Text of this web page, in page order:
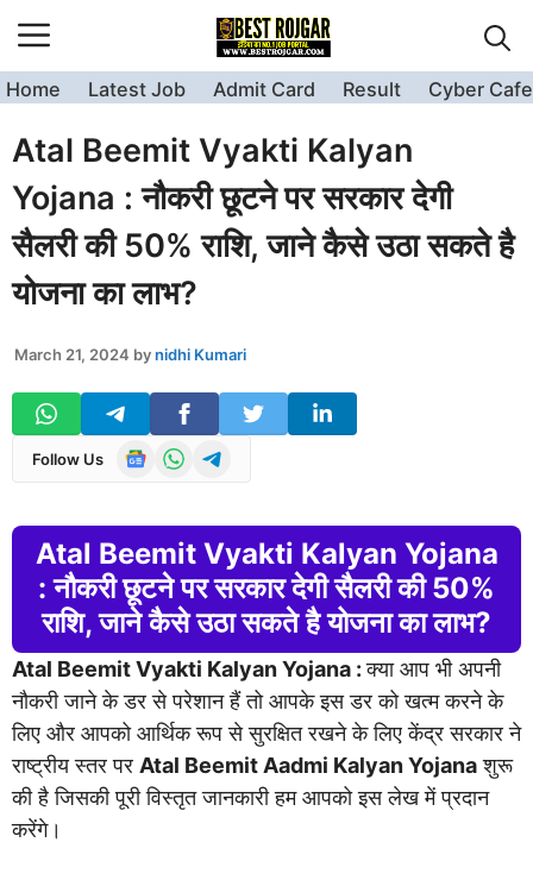
to
content
Home Latest Job Admit Card Result Cyber Cafe
Atal Beemit Vyakti Kalyan
Yojana : नौकरी छूटने पर सरकार देगी
सैलरी की 50% राशि, जाने कैसे उठा सकते है
योजना का लाभ?
March 21, 2024 bynidhi Kumari
Follow Us
Atal Beemit Vyakti Kalyan Yojana
: नौकरी छूटने पर सरकार देगी सैलरी की 50%
राशि, जाने कैसे उठा सकते है योजना का लाभ?
Atal Beemit Vyakti Kalyan Yojana :क्या आप भी अपनी
नौकरी जाने के डर से परेशान हैं तो आपके इस डर को खत्म करने के
लिए और आपको आर्थिक रूप से सुरक्षित रखने के लिए केंद्र सरकार ने
राष्ट्रीय स्तर पर Atal Beemit Aadmi Kalyan Yojanaशुरू
की है जिसकी पूरी विस्तृत जानकारी हम आपको इस लेख में प्रदान
करेंगे।